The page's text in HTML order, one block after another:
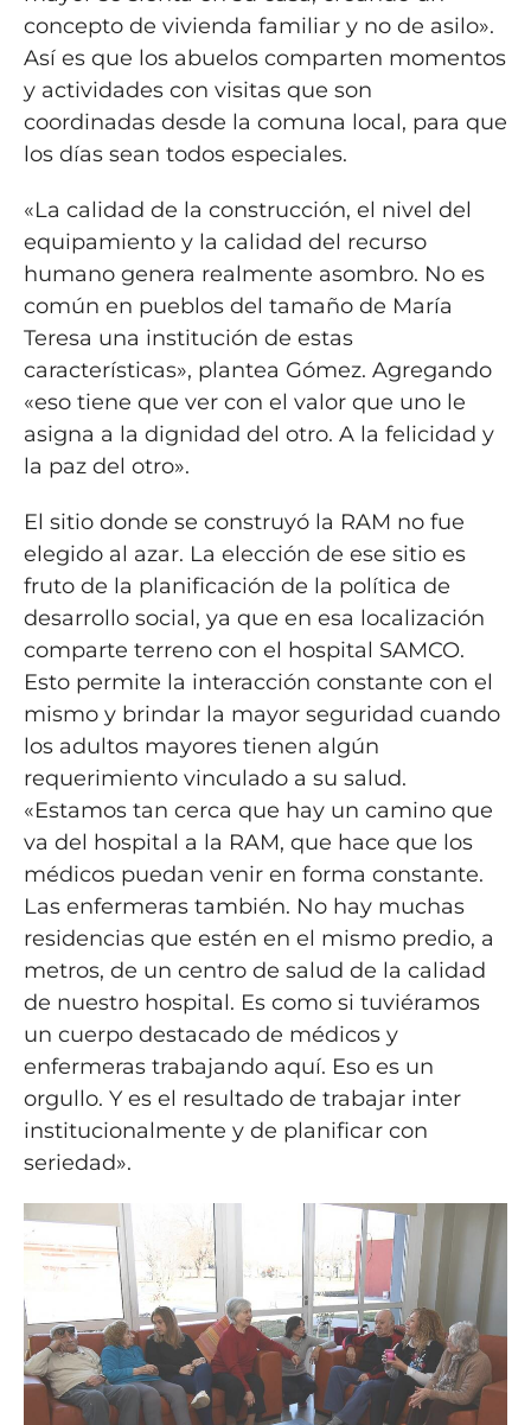
concepto de vivienda familiar y no de asilo».
Así es que los abuelos comparten momentos
y actividades con visitas que son
coordinadas desde la comuna local, para que
los días sean todos especiales.
«La calidad de la construcción, el nivel del
equipamiento y la calidad del recurso
humano genera realmente asombro. No es
común en pueblos del tamaño de María
Teresa una institución de estas
características», plantea Gómez. Agregando
«eso tiene que ver con el valor que uno le
asigna a la dignidad del otro. A la felicidad y
la paz del otro».
El sitio donde se construyó la RAM no fue
elegido al azar. La elección de ese sitio es
fruto de la planificación de la política de
desarrollo social, ya que en esa localización
comparte terreno con el hospital SAMCO.
Esto permite la interacción constante con el
mismo y brindar la mayor seguridad cuando
los adultos mayores tienen algún
requerimiento vinculado a su salud.
«Estamos tan cerca que hay un camino que
va del hospital a la RAM, que hace que los
médicos puedan venir en forma constante.
Las enfermeras también. No hay muchas
residencias que estén en el mismo predio, a
metros, de un centro de salud de la calidad
de nuestro hospital. Es como si tuviéramos
un cuerpo destacado de médicos y
enfermeras trabajando aquí. Eso es un
orgullo. Y es el resultado de trabajar inter
institucionalmente y de planificar con
seriedad».